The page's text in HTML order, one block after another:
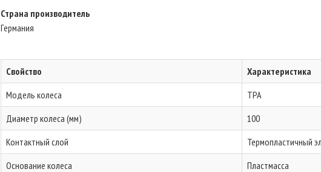
Страна производитель
Германия
Свойство
Характеристика
Модель колеса
TPA
Диаметр колеса (мм)
100
Контактный слой
Термопластичный
Основание колеса
Пластмасса